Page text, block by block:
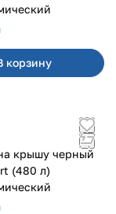
корзину
крышу черный
(480 л)